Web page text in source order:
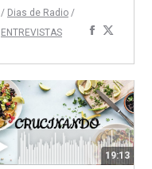
/ Dias de Radio /
ENTREVISTAS
Compartir
19:13